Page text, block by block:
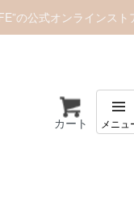
の公式オンラインスト
カート